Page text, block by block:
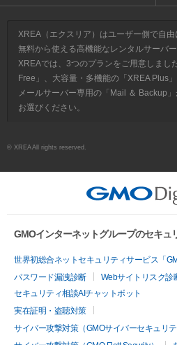
XREA（エクスリア）はユーザー側で自由
無料から使える高機能なレンタルサーバー
XREAでは、3つのプランをご用意しまし
Free」、大容量・多機能の「XREA Plus」
メールサーバー専用の「Mail ＆ Backup
お選びください。
© XREA All rights reserved.
GMOインターネットグループのセキュ
世界初総合ネットセキュリティサービス「
パスワード漏洩診断
Webサイトリスク診
セキュリティ相談AIチャットボット
実在証明・盗聴対策
サイバー攻撃対策（GMOサイバーセキュリテ